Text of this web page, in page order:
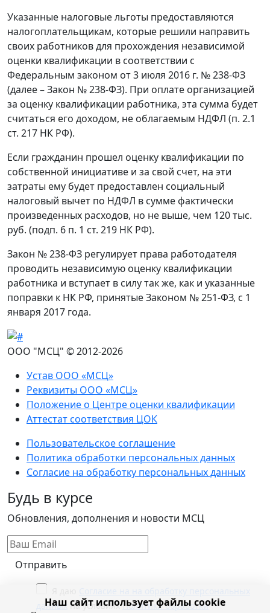
Указанные налоговые льготы предоставляются
налогоплательщикам, которые решили направить
своих работников для прохождения независимой
оценки квалификации в соответствии с
Федеральным законом от 3 июля 2016 г. № 238-ФЗ
(далее – Закон № 238-ФЗ). При оплате организацией
за оценку квалификации работника, эта сумма будет
считаться его доходом, не облагаемым НДФЛ (п. 2.1
ст. 217 НК РФ).
Если гражданин прошел оценку квалификации по
собственной инициативе и за свой счет, на эти
затраты ему будет предоставлен социальный
налоговый вычет по НДФЛ в сумме фактически
произведенных расходов, но не выше, чем 120 тыс.
руб. (подп. 6 п. 1 ст. 219 НК РФ).
Закон № 238-ФЗ регулирует права работодателя
проводить независимую оценку квалификации
работника и вступает в силу так же, как и указанные
поправки к НК РФ, принятые Законом № 251-ФЗ, с 1
января 2017 года.
ООО "МСЦ" © 2012-2026
Устав ООО «МСЦ»
Реквизиты ООО «МСЦ»
Положение о Центре оценки квалификации
Аттестат соответствия ЦОК
Пользовательское соглашение
Политика обработки персональных данных
Согласие на обработку персональных данных
Наш сайт использует файлы cookie
Будь в курсе
Обновления, дополнения и новости МСЦ
Отправить
данных на условияхПолитики обработки